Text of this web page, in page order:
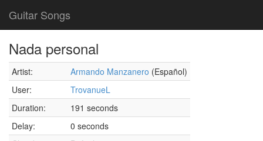
Guitar Songs
Nada personal
Artist: Armando Manzanero (Español)
User:
TrovanueL
Duration:
191 seconds
Delay:
0 seconds